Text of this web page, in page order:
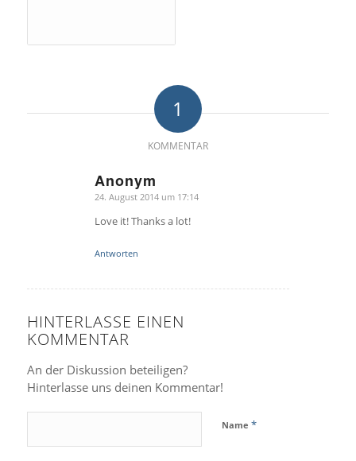
1
KOMMENTAR
Anonym
sagte:
24. August 2014 um 17:14
Love it! Thanks a lot!
Antworten
HINTERLASSE EINEN
KOMMENTAR
An der Diskussion beteiligen?
Hinterlasse uns deinen Kommentar!
Name *